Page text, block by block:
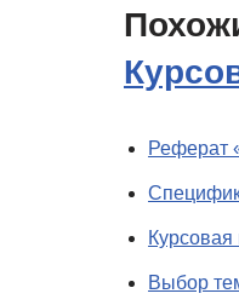
Реферат
Выбор